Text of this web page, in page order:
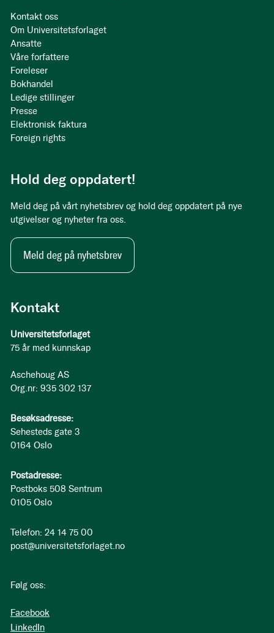
Kontakt
Universitetsforlaget
75 år med kunnskap
Aschehoug AS
Org.nr: 935 302 137
Besøksadresse:
Sehesteds gate 3
0164 Oslo
Postadresse:
Postboks 508 Sentrum
0105 Oslo
Telefon: 24 14 75 00
post@universitetsforlaget.no
Følg oss:
Facebook
LinkedIn
Kontakt oss
Om Universitetsforlaget
Ansatte
Våre forfattere
Foreleser
Bokhandel
Ledige stillinger
Presse
Elektronisk faktura
Foreign rights
Hold deg oppdatert!
Meld deg på vårt nyhetsbrev og hold deg oppdatert på nye
utgivelser og nyheter fra oss.
Meld deg på nyhetsbrev